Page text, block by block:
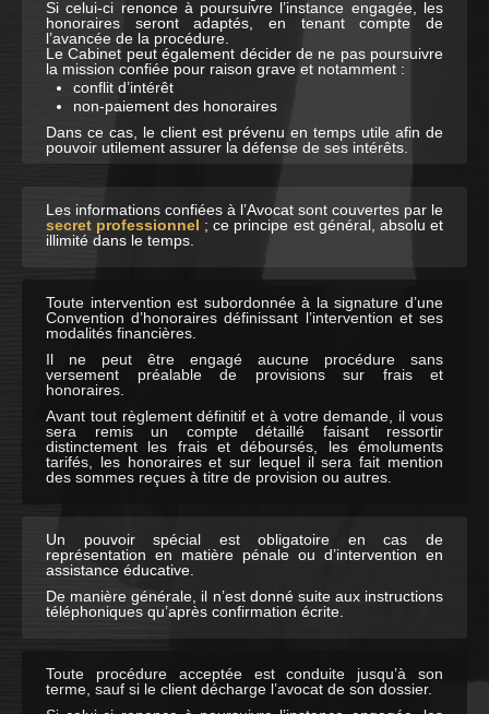
Si celui-ci renonce à poursuivre l’instance engagée, les
honoraires seront adaptés, en tenant compte de
l’avancée de la procédure.
Le Cabinet peut également décider de ne pas poursuivre
la mission confiée pour raison grave et notamment :
conflit d’intérêt
non-paiement des honoraires
Dans ce cas, le client est prévenu en temps utile afin de
pouvoir utilement assurer la défense de ses intérêts.
Les informations confiées à l’Avocat sont couvertes par le
secret professionnel ; ce principe est général, absolu et
illimité dans le temps.
Toute intervention est subordonnée à la signature d’une
Convention d’honoraires définissant l’intervention et ses
modalités financières.
Il ne peut être engagé aucune procédure sans
versement préalable de provisions sur frais et
honoraires.
Avant tout règlement définitif et à votre demande, il vous
sera remis un compte détaillé faisant ressortir
distinctement les frais et déboursés, les émoluments
tarifés, les honoraires et sur lequel il sera fait mention
des sommes reçues à titre de provision ou autres.
Un pouvoir spécial est obligatoire en cas de
représentation en matière pénale ou d’intervention en
assistance éducative.
De manière générale, il n’est donné suite aux instructions
téléphoniques qu’après confirmation écrite.
Toute procédure acceptée est conduite jusqu’à son
terme, sauf si le client décharge l’avocat de son dossier.